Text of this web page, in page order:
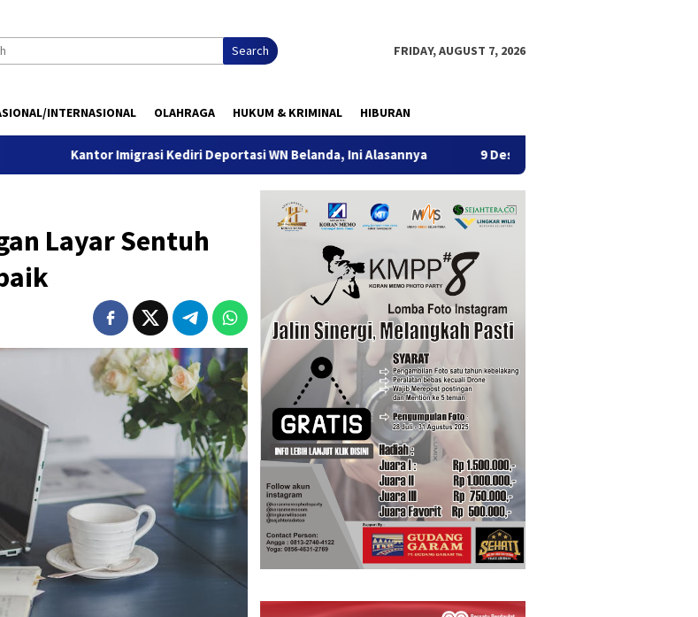
Search FRIDAY, AUGUST 7, 2026
INTERNASIONAL OLAHRAGA HUKUM & KRIMINAL HIBURAN
Imigrasi Kediri Deportasi WN Belanda, Ini Alasannya 9 Desa di 6 Kecamatan Tulungagung Alami
Layar Sentuh